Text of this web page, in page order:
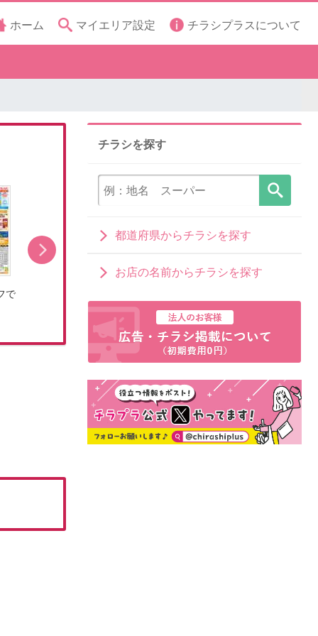
ホーム マイエリア設定 チラシプラスについて
で
チラシを探す
都道府県からチラシを探す
お店の名前からチラシを探す